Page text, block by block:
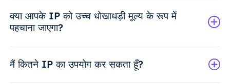
क्या आपके IP को उच्च धोखाधड़ी मूल्य के रूप में
पहचाना जाएगा?
मैं कितने IP का उपयोग कर सकता हूँ?